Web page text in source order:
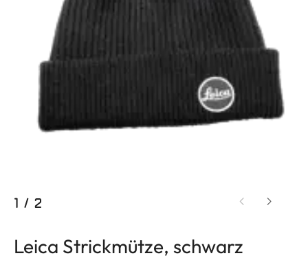
1 / 2
Leica Strickmütze, schwarz